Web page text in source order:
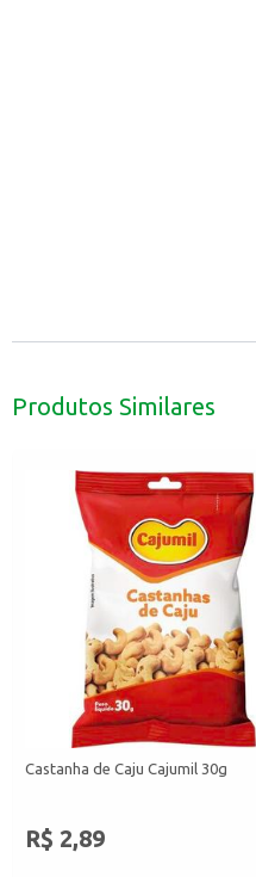
Produtos Similares
Castanha de Caju Cajumil 30g
R$ 2,89